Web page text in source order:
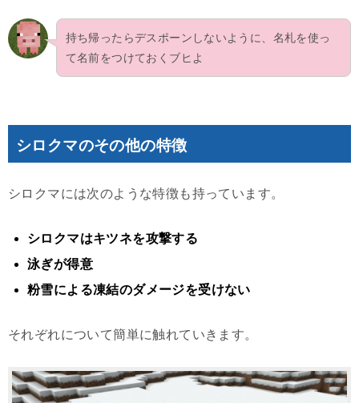
持ち帰ったらデスポーンしないように、名札を使っ
て名前をつけておくブヒよ
シロクマのその他の特徴
シロクマには次のような特徴も持っています。
シロクマはキツネを攻撃する
泳ぎが得意
粉雪による凍結のダメージを受けない
それぞれについて簡単に触れていきます。